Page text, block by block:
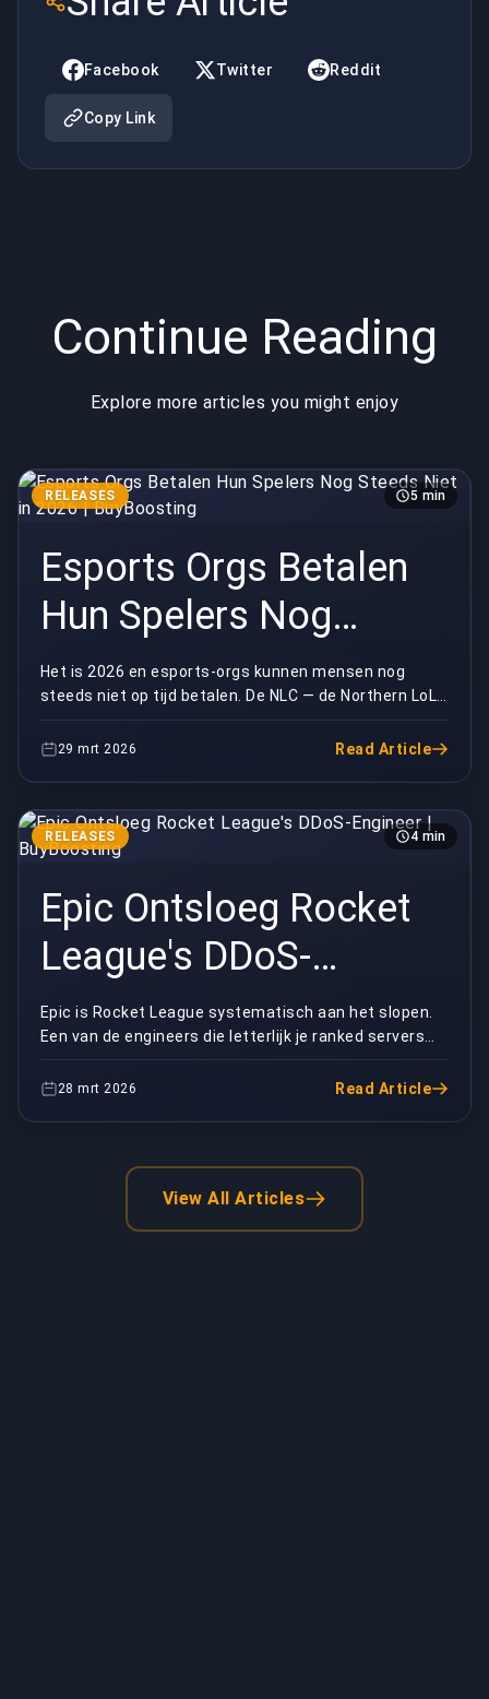
Spelers
Nog
Steeds
Engineer |
Facebook Twitter Reddit
Copy Link
Continue Reading
Explore more articles you might enjoy
RELEASES 5 min
Esports Orgs Betalen
Hun Spelers Nog
Steeds Niet in 2026 |
BuyBoosting
Het is 2026 en esports-orgs kunnen mensen nog
steeds niet op tijd betalen. De NLC — de Northern LoL
Championship — is de laatste organisatie die publi...
29 mrt 2026 Read Article
RELEASES 4 min
Epic Ontsloeg Rocket
League's DDoS-
Engineer | BuyBoosting
Epic is Rocket League systematisch aan het slopen.
Een van de engineers die letterlijk je ranked servers
draaiende hield is net ontslagen, en haar afs...
28 mrt 2026 Read Article
View All Articles